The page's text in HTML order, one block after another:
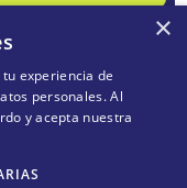
que lo necesitan. ×
experiencia de
personales. Al
y acepta nuestra